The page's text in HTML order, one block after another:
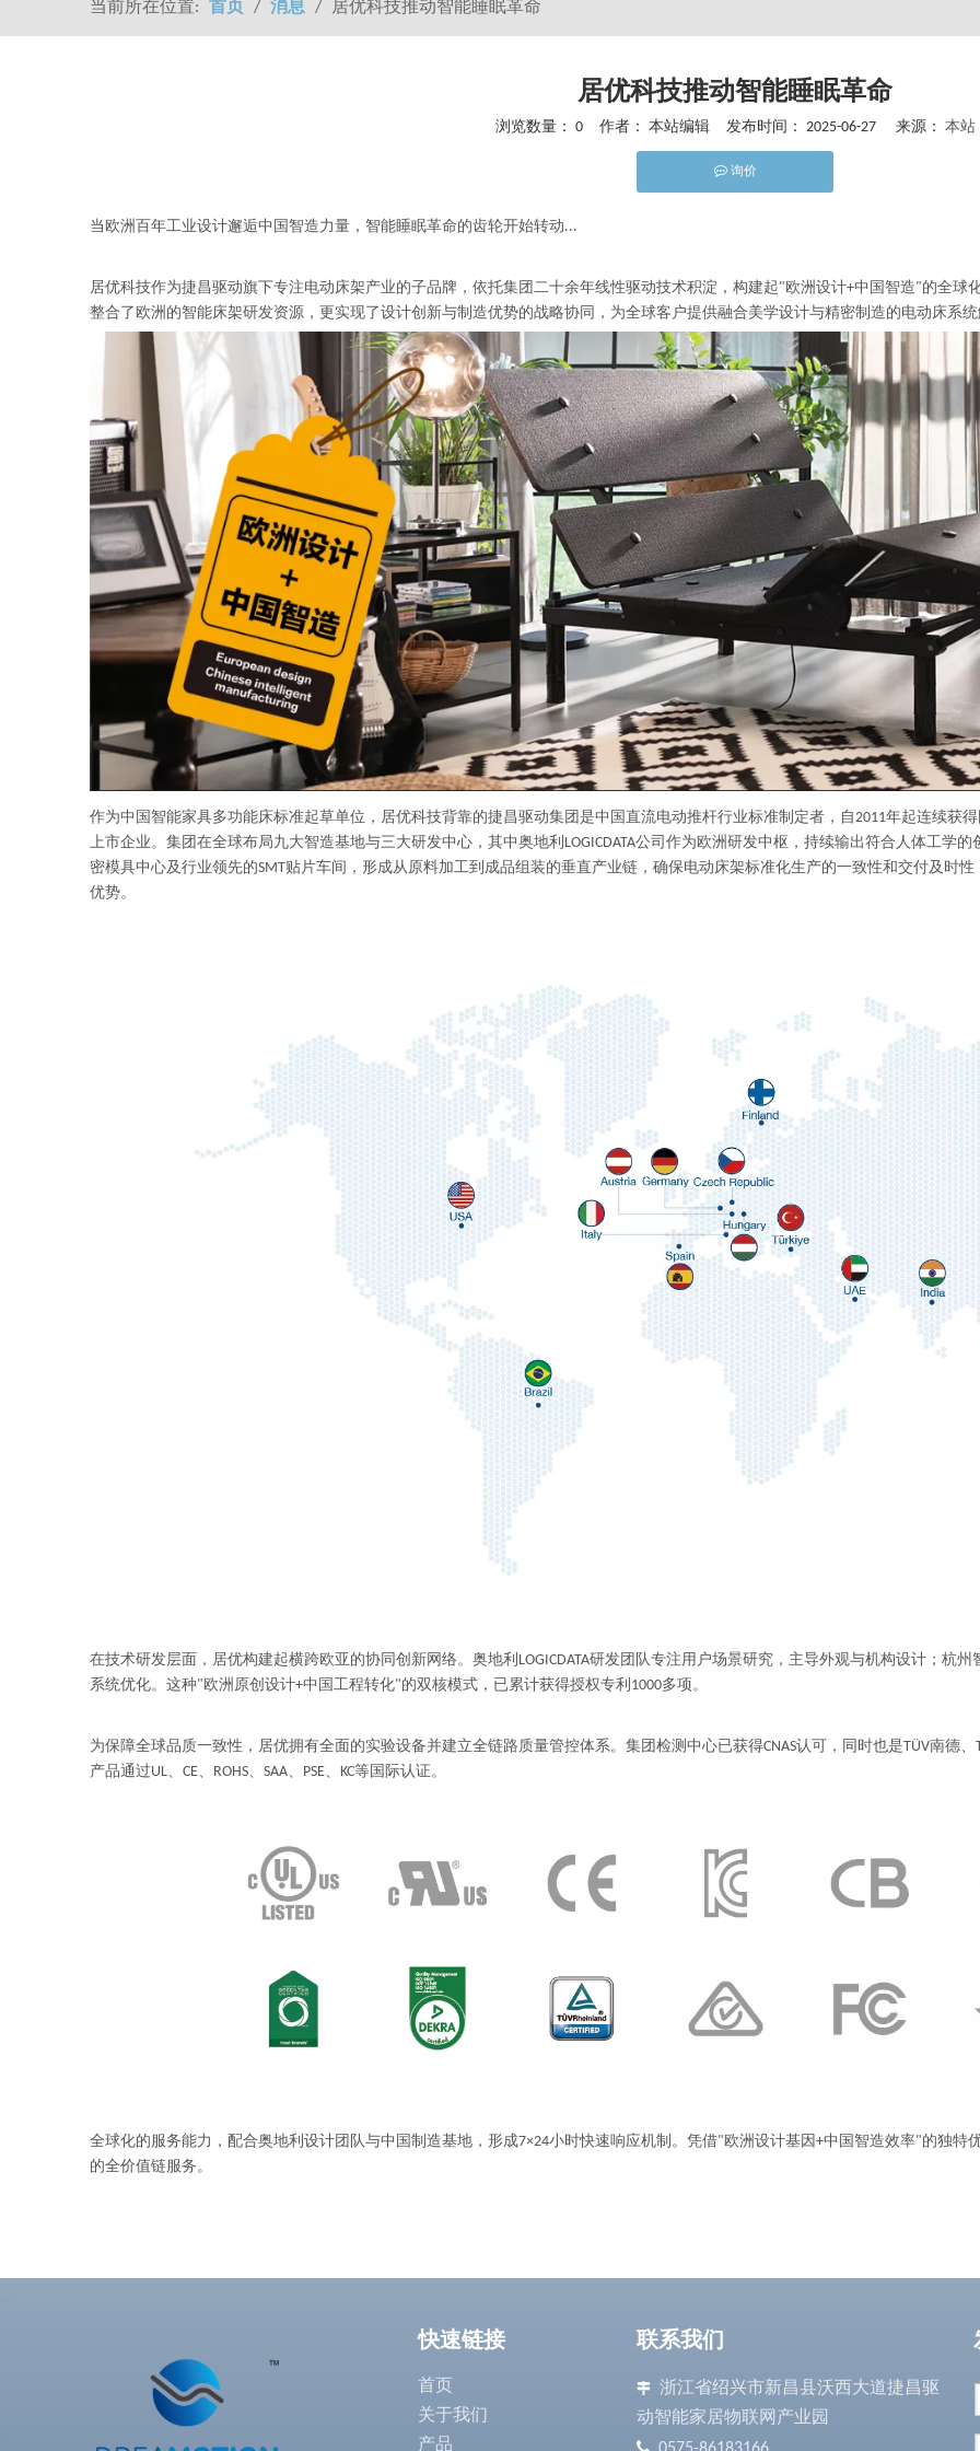
当前所在位置: 首页 / 消息 / 居优科技推动智能睡眠革命
居优科技推动智能睡眠革命
浏览数量： 0作者： 本站编辑 发布时间： 2025-06-27 来源： 本站
询价
["facebook","twitter","line","wechat","linkedin","pinterest","whatsapp"]
当欧洲百年工业设计邂逅中国智造力量，智能睡眠革命的齿轮开始转动...
居优科技作为捷昌驱动旗下专注电动床架产业的子品牌，依托集团二十余年线性驱动技术积淀，构建起"欧洲设计+中国智造"的全球
整合了欧洲的智能床架研发资源，更实现了设计创新与制造优势的战略协同，为全球客户提供融合美学设计与精密制造的电动床系统
作为中国智能家具多功能床标准起草单位，居优科技背靠的捷昌驱动集团是中国直流电动推杆行业标准制定者，自2011年起连续获
上市企业。集团在全球布局九大智造基地与三大研发中心，其中奥地利LOGICDATA公司作为欧洲研发中枢，持续输出符合人体工学
密模具中心及行业领先的SMT贴片车间，形成从原料加工到成品组装的垂直产业链，确保电动床架标准化生产的一致性和交付及时
优势。
在技术研发层面，居优构建起横跨欧亚的协同创新网络。奥地利LOGICDATA研发团队专注用户场景研究，主导外观与机构设计；杭
系统优化。这种"欧洲原创设计+中国工程转化"的双核模式，已累计获得授权专利1000多项。
为保障全球品质一致性，居优拥有全面的实验设备并建立全链路质量管控体系。集团检测中心已获得CNAS认可，同时也是TÜV南德、
产品通过UL、CE、ROHS、SAA、PSE、KC等国际认证。
全球化的服务能力，配合奥地利设计团队与中国制造基地，形成7×24小时快速响应机制。凭借"欧洲设计基因+中国智造效率"的独特
的全价值链服务。
快速链接
首页
关于我们
产品
联系我们

浙江省绍兴市新昌县沃西大道捷昌驱
动智能家居物联网产业园
